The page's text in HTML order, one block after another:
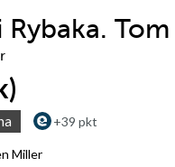
Rybaka.
+39 pkt
Miller